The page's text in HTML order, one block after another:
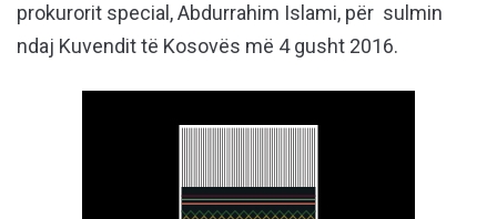
prokurorit special, Abdurrahim Islami, për sulmin
ndaj Kuvendit të Kosovës më 4 gusht 2016.